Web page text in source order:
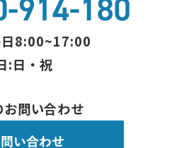
日8:00~17:00
:日・祝
問い合わせ